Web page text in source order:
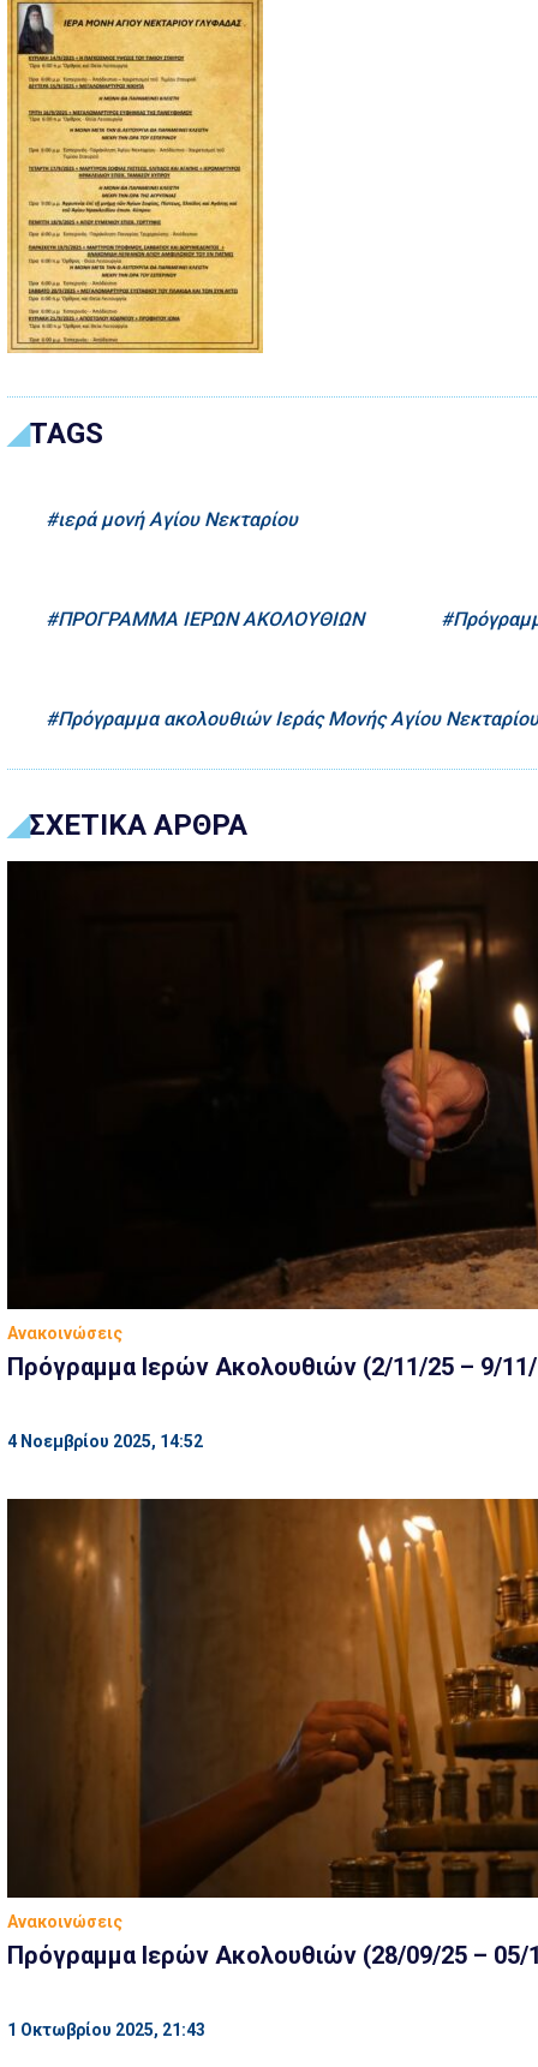
TAGS
ιερά μονή Αγίου Νεκταρίου
ΠΡΟΓΡΑΜΜΑ ΙΕΡΩΝ ΑΚΟΛΟΥΘΙΩΝ
Πρόγραμμα ακολουθιών Ιεράς Μονής Αγίου
ΣΧΕΤΙΚΑ ΑΡΘΡΑ
Ανακοινώσεις
Πρόγραμμα Ιερών Ακολουθιών (2/11/25 – 9/
4 Νοεμβρίου 2025, 14:52
Ανακοινώσεις
Πρόγραμμα Ιερών Ακολουθιών (28/09/25 – 05/
1 Οκτωβρίου 2025, 21:43